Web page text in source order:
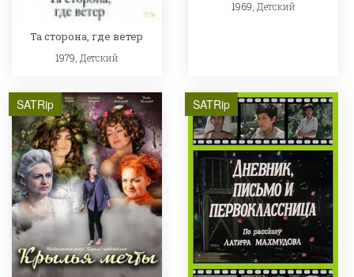
Та сторона, где ветер
1979, Детский
1969, Детский
SATRip SATRip